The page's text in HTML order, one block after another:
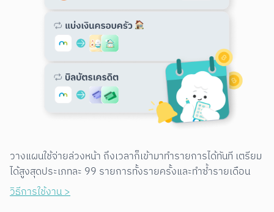
วางแผนใช้จ่ายล่วงหน้า ถึงเวลาก็เข้ามาทำรายการได้ทันที เตรียม
ได้สูงสุดประเภทละ 99 รายการทั้งรายครั้งและทำซ้ำรายเดือน
วิธีการใช้งาน >